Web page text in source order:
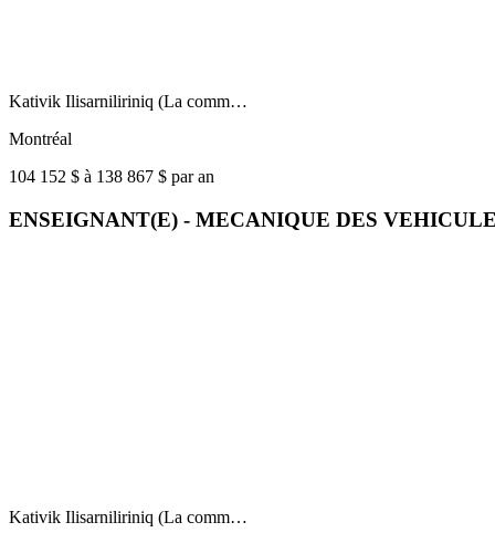
Kativik Ilisarniliriniq (La comm…
Montréal
104 152 $ à 138 867 $ par an
ENSEIGNANT(E) - MECANIQUE DES
Kativik Ilisarniliriniq (La comm…